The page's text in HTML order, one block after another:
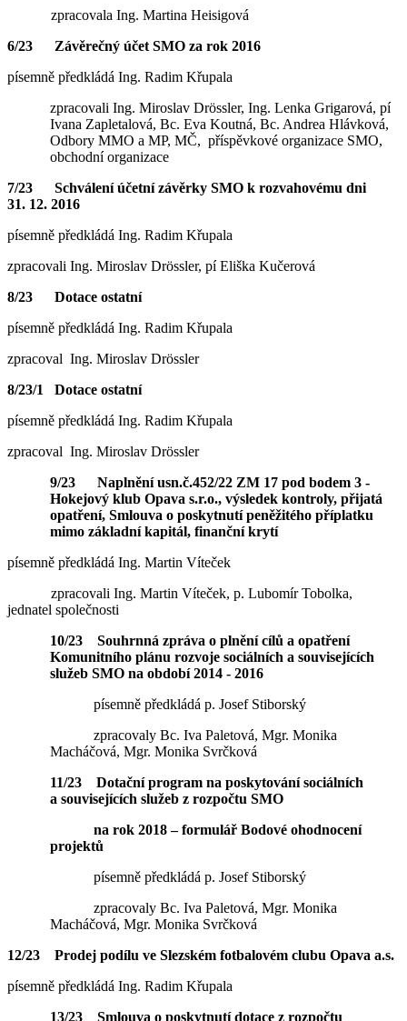
zpracovala Ing. Martina Heisigová
6/23 Závěrečný účet SMO za rok 2016
písemně předkládá Ing. Radim Křupala
zpracovali Ing. Miroslav Drössler, Ing. Lenka Grigarová, pí
Ivana Zapletalová, Bc. Eva Koutná, Bc. Andrea Hlávková,
Odbory MMO a MP, MČ, příspěvkové organizace SMO,
obchodní organizace
7/23 Schválení účetní závěrky SMO k rozvahovému dni
31. 12. 2016
písemně předkládá Ing. Radim Křupala
zpracovali Ing. Miroslav Drössler, pí Eliška Kučerová
8/23 Dotace ostatní
písemně předkládá Ing. Radim Křupala
zpracoval Ing. Miroslav Drössler
8/23/1 Dotace ostatní
písemně předkládá Ing. Radim Křupala
zpracoval Ing. Miroslav Drössler
9/23 Naplnění usn.č.452/22 ZM 17 pod bodem 3 -
Hokejový klub Opava s.r.o., výsledek kontroly, přijatá
opatření, Smlouva o poskytnutí peněžitého příplatku
mimo základní kapitál, finanční krytí
písemně předkládá Ing. Martin Víteček
zpracovali Ing. Martin Víteček, p. Lubomír Tobolka,
jednatel společnosti
10/23 Souhrnná zpráva o plnění cílů a opatření
Komunitního plánu rozvoje sociálních a souvisejících
služeb SMO na období 2014 - 2016
písemně předkládá p. Josef Stiborský
zpracovaly Bc. Iva Paletová, Mgr. Monika
Macháčová, Mgr. Monika Svrčková
11/23 Dotační program na poskytování sociálních
a souvisejících služeb z rozpočtu SMO
na rok 2018 – formulář Bodové ohodnocení
projektů
písemně předkládá p. Josef Stiborský
zpracovaly Bc. Iva Paletová, Mgr. Monika
Macháčová, Mgr. Monika Svrčková
12/23 Prodej podílu ve Slezském fotbalovém clubu Opava a.s.
písemně předkládá Ing. Radim Křupala
13/23 Smlouva o poskytnutí dotace z rozpočtu